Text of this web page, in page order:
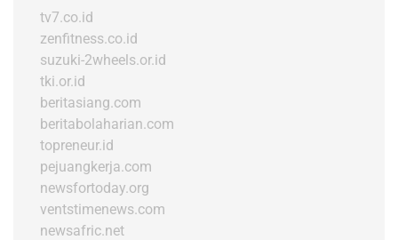
tv7.co.id
zenfitness.co.id
suzuki-2wheels.or.id
tki.or.id
beritasiang.com
beritabolaharian.com
topreneur.id
pejuangkerja.com
newsfortoday.org
ventstimenews.com
newsafric.net